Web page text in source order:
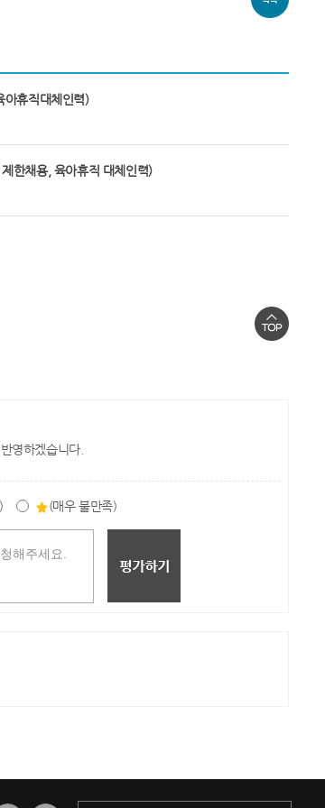
아휴직대체인력)
한채용, 육아휴직 대체인력)
영하겠습니다.
(매우 불만족)